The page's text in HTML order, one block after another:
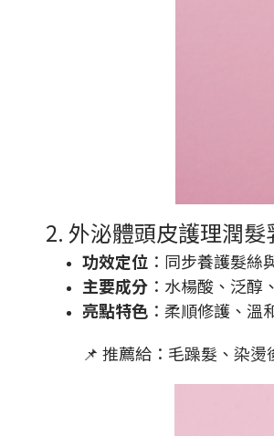
2. 外泌體頭皮護理潤髮
功效定位 ：同步養護髮
主要成分 ：水楊酸、泛
亮點特色 ：柔順修護、
📌 推薦給：毛躁髮、染